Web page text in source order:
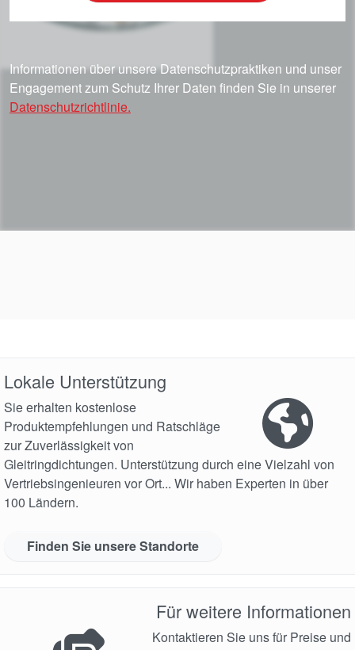
Informationen über unsere Datenschutzpraktiken und unser
Engagement zum Schutz Ihrer Daten finden Sie in unserer
Datenschutzrichtlinie.
Lokale Unterstützung
Sie erhalten kostenlose
Produktempfehlungen und Ratschläge
zur Zuverlässigkeit von
Gleitringdichtungen. Unterstützung durch eine Vielzahl von
Vertriebsingenieuren vor Ort... Wir haben Experten in über
100 Ländern.
Finden Sie unsere Standorte
Für weitere Informationen
Kontaktieren Sie uns für Preise und